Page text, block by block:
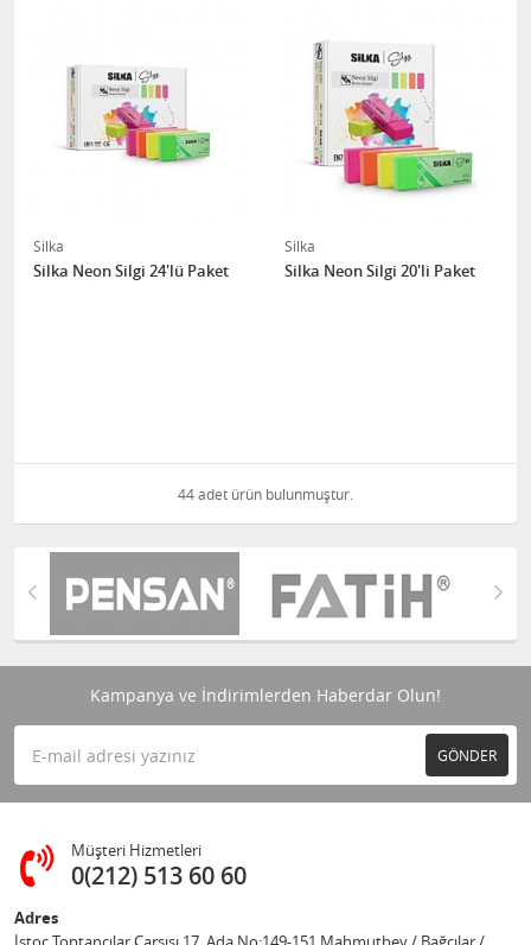
Silka
Silka Neon Silgi 24'lü Paket
Silka
Silka Neon Silgi 20'li Paket
44 adet ürün bulunmuştur.
Kampanya ve İndirimlerden Haberdar Olun!
GÖNDER
Müşteri Hizmetleri
0(212) 513 60 60
Adres